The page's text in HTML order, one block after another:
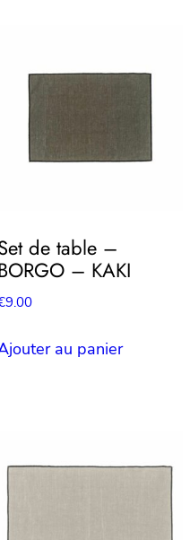
de table –
– KAKI
9.00
au panier